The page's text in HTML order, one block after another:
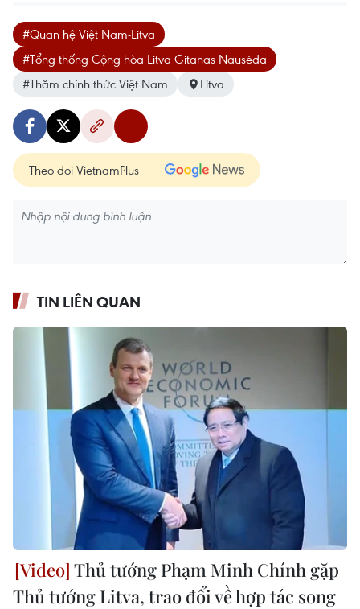
#Quan hệ Việt Nam-Litva
#Tổng thống Cộng hòa Litva Gitanas Nausėda
#Thăm chính thức Việt Nam
Litva
Theo dõi VietnamPlus
TIN LIÊN QUAN
Thủ tướng Phạm Minh Chính gặp
Thủ tướng Litva, trao đổi về hợp tác song